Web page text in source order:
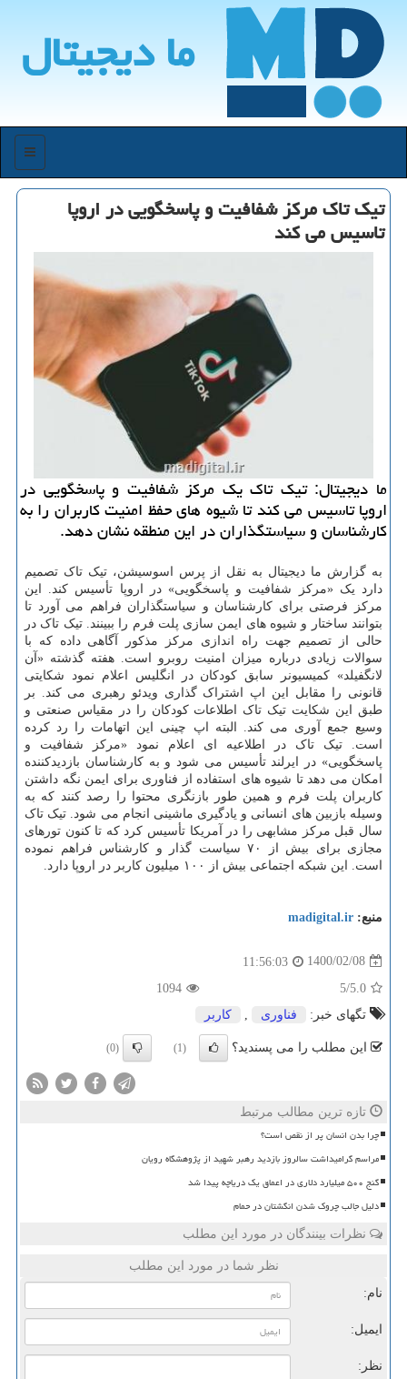
ما دیجیتال
منو
تیك تاك مركز شفافیت و پاسخگویی در اروپا
تاسیس می كند
ما دیجیتال: تیک تاک یک مرکز شفافیت و پاسخگویی در
اروپا تاسیس می کند تا شیوه های حفظ امنیت کاربران را به
کارشناسان و سیاستگذاران در این منطقه نشان دهد.
به گزارش ما دیجیتال به نقل از پرس اسوسیشن، تیک تاک تصمیم
دارد یک «مرکز شفافیت و پاسخگویی» در اروپا تأسیس کند. این
مرکز فرصتی برای کارشناسان و سیاستگذاران فراهم می آورد تا
بتوانند ساختار و شیوه های ایمن سازی پلت فرم را ببینند. تیک تاک در
حالی از تصمیم جهت راه اندازی مرکز مذکور آگاهی داده که با
سوالات زیادی درباره میزان امنیت روبرو است. هفته گذشته «آن
لانگفیلد» کمیسیونر سابق کودکان در انگلیس اعلام نمود شکایتی
قانونی را مقابل این اپ اشتراک گذاری ویدئو رهبری می کند. بر
طبق این شکایت تیک تاک اطلاعات کودکان را در مقیاس صنعتی و
وسیع جمع آوری می کند. البته اپ چینی این اتهامات را رد کرده
است. تیک تاک در اطلاعیه ای اعلام نمود «مرکز شفافیت و
پاسخگویی» در ایرلند تأسیس می شود و به کارشناسان بازدیدکننده
امکان می دهد تا شیوه های استفاده از فناوری برای ایمن نگه داشتن
کاربران پلت فرم و همین طور بازنگری محتوا را رصد کنند که به
وسیله بازبین های انسانی و یادگیری ماشینی انجام می شود. تیک تاک
سال قبل مرکز مشابهی را در آمریکا تأسیس کرد که تا کنون تورهای
مجازی برای بیش از ۷۰ سیاست گذار و کارشناس فراهم نموده
است. این شبکه اجتماعی بیش از ۱۰۰ میلیون کاربر در اروپا دارد.
منبع: madigital.ir
1400/02/08
11:56:03
5.0
/5
1094
تگهای خبر:
فناوری كاربر
این مطلب را می پسندید؟ (1)
(0)
تازه ترین مطالب مرتبط
چرا بدن انسان پر از نقص است؟
مراسم گرامیداشت سالروز بازدید رهبر شهید از پژوهشگاه رویان
گنج ۵۰۰ میلیارد دلاری در اعماق یک دریاچه پیدا شد
دلیل جالب چروک شدن انگشتان در حمام
نظرات بینندگان در مورد این مطلب
نظر شما در مورد این مطلب
نام:
ایمیل:
نظر: